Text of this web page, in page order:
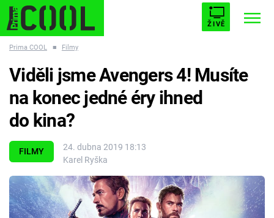
ŽIVĚ
ESCAPE PLNEJ KOTEL AVENGERS 5
Témata
Filmy
Prima COOL ■ Filmy
FILMY
24. dubna 2019 18:13
Karel Ryška
Viděli jsme Avengers 4! Musíte
na konec jedné éry ihned
do kina?